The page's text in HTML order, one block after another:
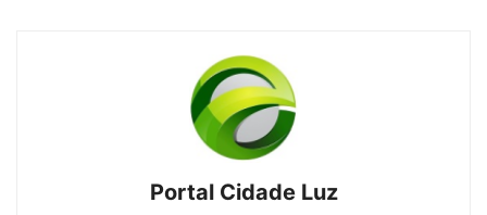
Portal Cidade Luz